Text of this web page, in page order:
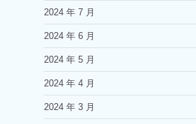
2024 年 7 月
2024 年 6 月
2024 年 5 月
2024 年 4 月
2024 年 3 月